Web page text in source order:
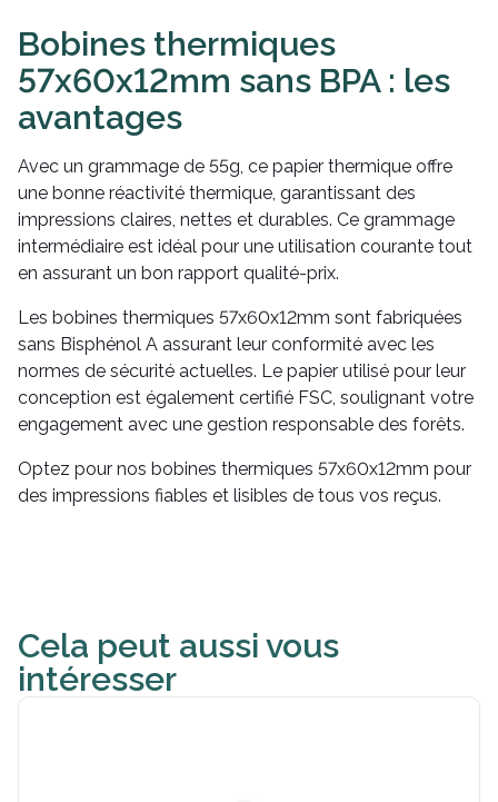
Bobines thermiques
57x60x12mm sans BPA : les
avantages
Avec un grammage de 55g, ce papier thermique offre
une bonne réactivité thermique, garantissant des
impressions claires, nettes et durables. Ce grammage
intermédiaire est idéal pour une utilisation courante tout
en assurant un bon rapport qualité-prix.
Les bobines thermiques 57x60x12mm sont fabriquées
sans Bisphénol A assurant leur conformité avec les
normes de sécurité actuelles. Le papier utilisé pour leur
conception est également certifié FSC, soulignant votre
engagement avec une gestion responsable des forêts.
Optez pour nos bobines thermiques 57x60x12mm pour
des impressions fiables et lisibles de tous vos reçus.
Cela peut aussi vous
intéresser